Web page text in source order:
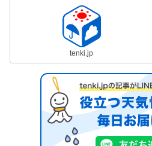
tenki.jp